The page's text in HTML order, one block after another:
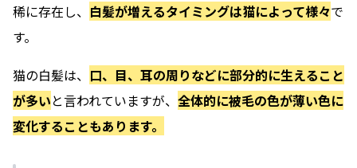
稀に存在し、 白髪が増えるタイミングは猫によって様々で
す。
猫の白髪は、 口、目、耳の周りなどに部分的に生えること
が多いと言われていますが、 全体的に被毛の色が薄い色に
変化することもあります。